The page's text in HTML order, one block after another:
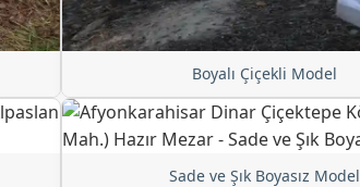
Boyalı Çiçekli Model
Sade ve Şık Boyasız Model